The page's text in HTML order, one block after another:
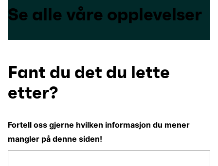
Se alle våre opplevelser
Fant du det du lette
etter?
Fortell oss gjerne hvilken informasjon du mener
mangler på denne siden!